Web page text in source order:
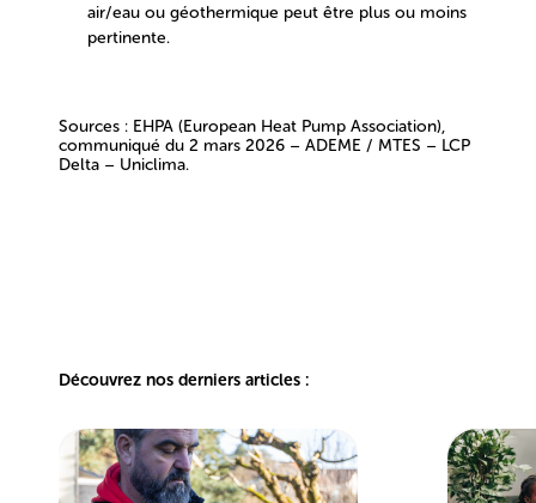
air/eau ou géothermique peut être plus ou moins
pertinente.
Sources : EHPA (European Heat Pump Association),
communiqué du 2 mars 2026 – ADEME / MTES – LCP
Delta – Uniclima.
Découvrez nos derniers articles :